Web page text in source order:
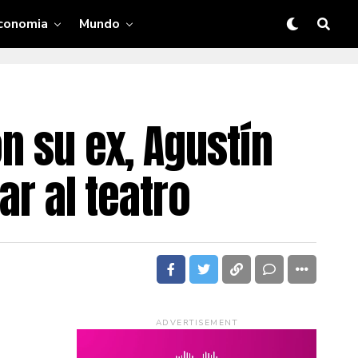
Mundo
su ex, Agustín
al teatro
ADVERTISEMENT